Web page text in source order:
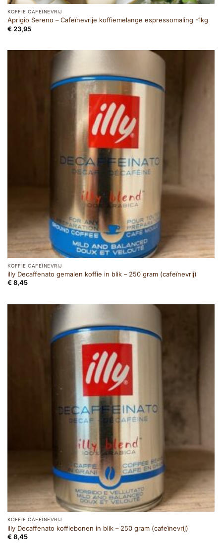
KOFFIE CAFEÏNEVRIJ
Aprigio Sereno – Cafeïnevrije koffiemelange espressomaling -1kg
€ 23,95
KOFFIE CAFEÏNEVRIJ
illy Decaffenato gemalen koffie in blik – 250 gram (cafeïnevrij)
€ 8,45
KOFFIE CAFEÏNEVRIJ
illy Decaffenato koffiebonen in blik – 250 gram (cafeïnevrij)
€ 8,45